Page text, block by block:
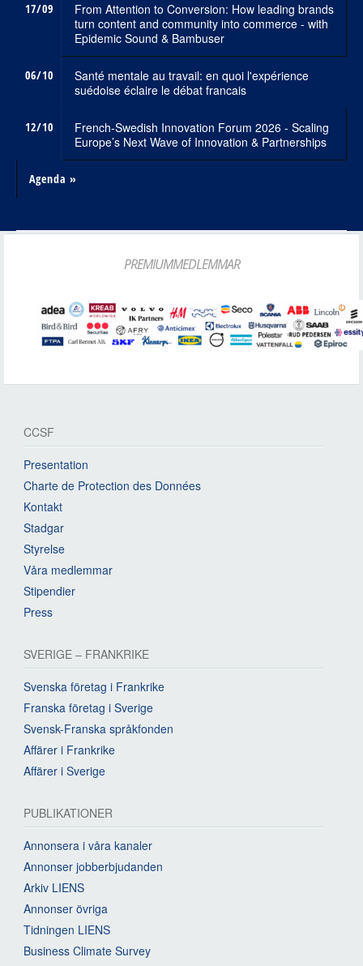
17/09
From Attention to Conversion: How leading brands
turn content and community into commerce - with
Epidemic Sound & Bambuser
06/10
Santé mentale au travail: en quoi l'expérience
suédoise éclaire le débat francais
12/10
French-Swedish Innovation Forum 2026 - Scaling
Europe’s Next Wave of Innovation & Partnerships
Agenda »
PREMIUMMEDLEMMAR
CCSF
Presentation
Charte de Protection des Données
Kontakt
Stadgar
Styrelse
Våra medlemmar
Stipendier
Press
SVERIGE – FRANKRIKE
Svenska företag i Frankrike
Franska företag i Sverige
Svensk-Franska språkfonden
Affärer i Frankrike
Affärer i Sverige
PUBLIKATIONER
Annonsera i våra kanaler
Annonser jobberbjudanden
Arkiv LIENS
Annonser övriga
Tidningen LIENS
Business Climate Survey